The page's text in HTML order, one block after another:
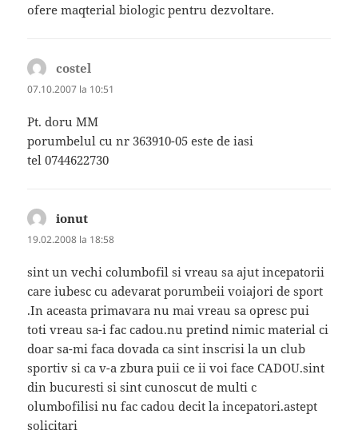
ofere maqterial biologic pentru dezvoltare.
costel
07.10.2007 la 10:51
Pt. doru MM
porumbelul cu nr 363910-05 este de iasi
tel 0744622730
ionut
19.02.2008 la 18:58
sint un vechi columbofil si vreau sa ajut incepatorii
care iubesc cu adevarat porumbeii voiajori de sport
.In aceasta primavara nu mai vreau sa opresc pui
toti vreau sa-i fac cadou.nu pretind nimic material ci
doar sa-mi faca dovada ca sint inscrisi la un club
sportiv si ca v-a zbura puii ce ii voi face CADOU.sint
din bucuresti si sint cunoscut de multi c
olumbofilisi nu fac cadou decit la incepatori.astept
solicitari